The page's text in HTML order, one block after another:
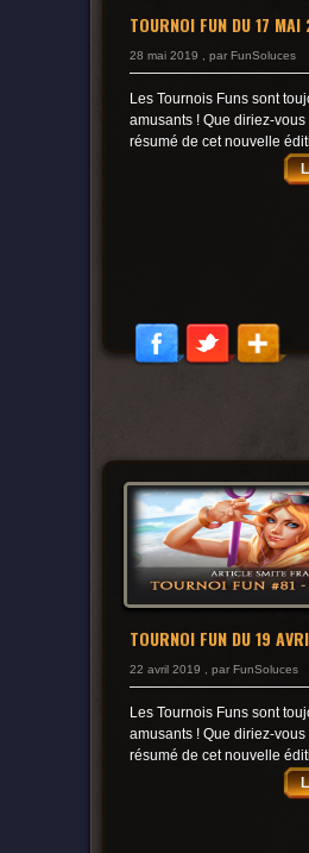
TOURNOI FUN DU 17
28 mai 2019 , par FunSoluces
Les Tournois Funs sont
amusants ! Que diriez-vous
résumé de cet nouvelle
TOURNOI FUN DU 19
22 avril 2019 , par FunSoluces
Les Tournois Funs sont
amusants ! Que diriez-vous
résumé de cet nouvelle